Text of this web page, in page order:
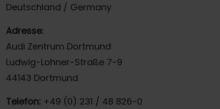
Deutschland / Germany
Adresse:
Audi Zentrum Dortmund
Ludwig-Lohner-Straße 7-9
44143 Dortmund
Telefon: +49 (0) 231 / 48 826-0